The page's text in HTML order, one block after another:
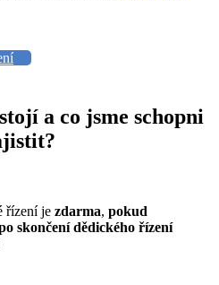
a co jsme schopni
řízení je zdarma, pokud
skončení dědického řízení